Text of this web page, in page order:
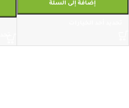
إضافة إلى السلة